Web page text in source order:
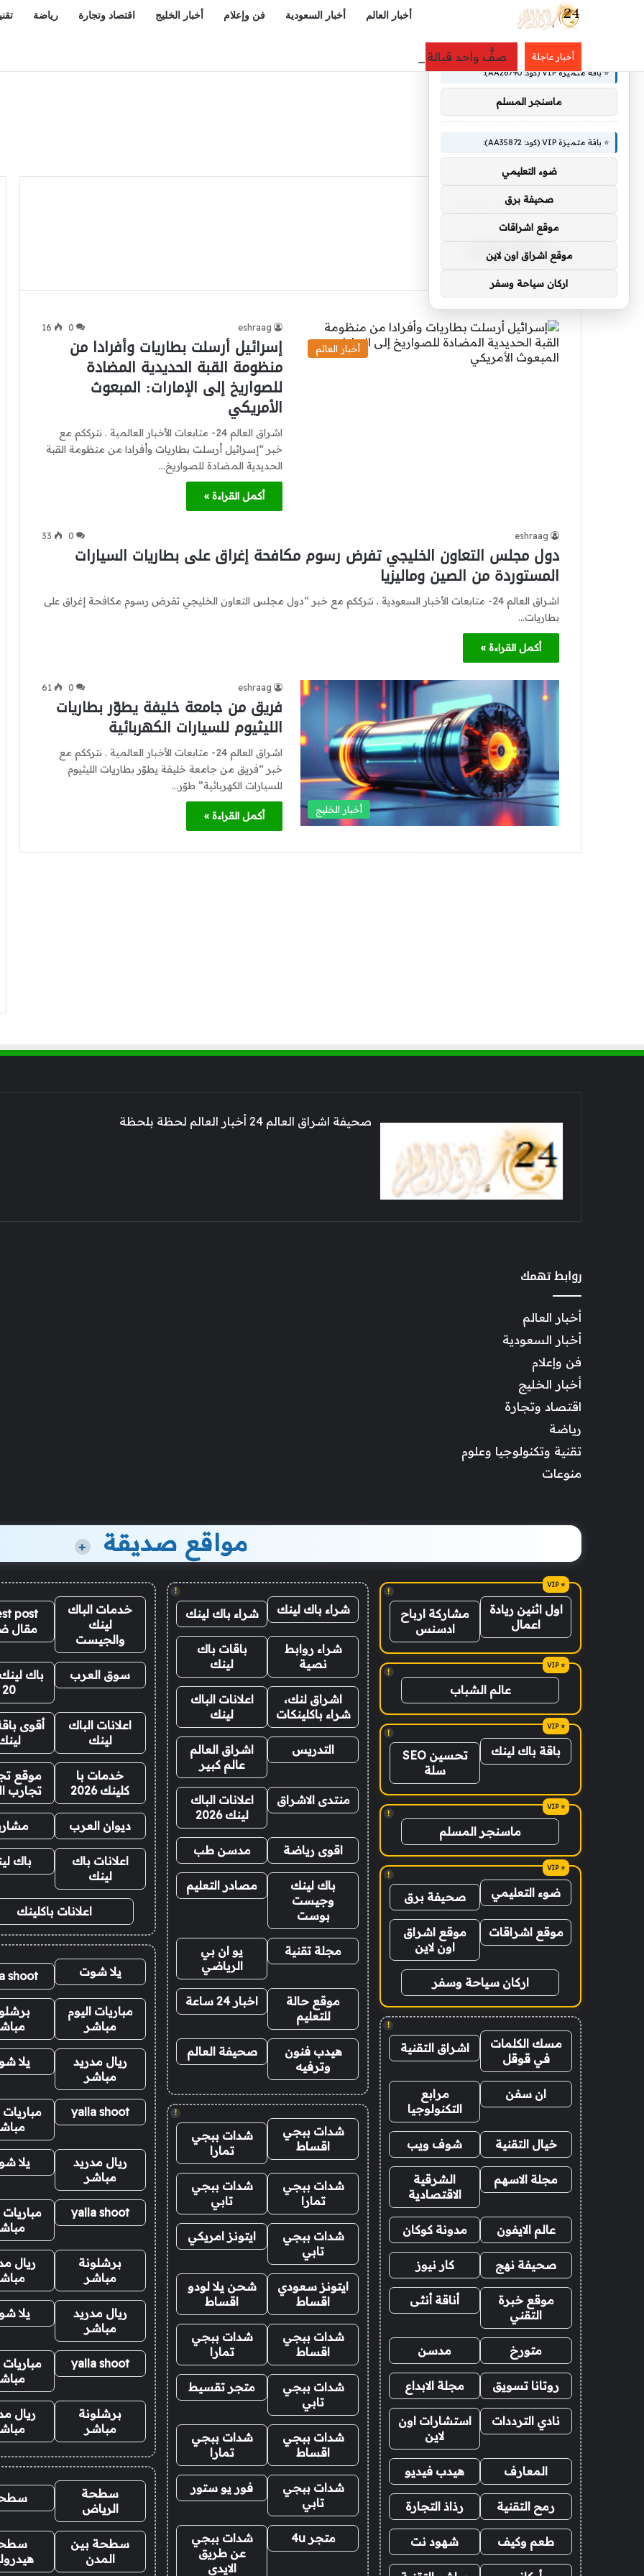
أخبار العالم أخبار السعودية فن وإعلام أخبار الخليج اقتصاد وتجارة رياضة
أخبار عاجلة صفٌّ واحد قبالة الكعبة.. ولي العهد وأردوغان وشريف يؤدون صلاة الجمعة في المسجد الحرام يوم
الرئيسية
بطاريات
أخبار العالم
eshraag
0
16
إسرائيل أرسلت بطاريات وأفرادا من
منظومة القبة الحديدية المضادة
للصواريخ إلى الإمارات: المبعوث
الأمريكي
اشراق العالم 24- متابعات الأخبار العالمية . نترككم مع
خبر “إسرائيل أرسلت بطاريات وأفرادا من منظومة القبة
الحديدية المضادة للصواريخ…
أكمل القراءة »
eshraag
0
33
دول مجلس التعاون الخليجي تفرض رسوم مكافحة إغراق على بطاريات السيارات
المستوردة من الصين وماليزيا
اشراق العالم 24- متابعات الأخبار السعودية . نترككم مع خبر “دول مجلس التعاون الخليجي تفرض رسوم مكافحة إغراق على
بطاريات…
أكمل القراءة »
أخبار الخليج
eshraag
0
61
فريق من جامعة خليفة يطوّر بطاريات
الليثيوم للسيارات الكهربائية
اشراق العالم 24- متابعات الأخبار العالمية . نترككم مع
خبر “فريق من جامعة خليفة يطوّر بطاريات الليثيوم
للسيارات الكهربائية” طوّر…
أكمل القراءة »
صحيفة اشراق العالم 24 أخبار العالم لحظة بلحظة
روابط تهمك
أخبار العالم
أخبار السعودية
فن وإعلام
أخبار الخليج
اقتصاد وتجارة
رياضة
تقنية وتكنولوجيا وعلوم
منوعات
مواقع صديقة +
!
اول اثنين ريادة
اعمال
مشاركة ارباح
ادسنس
!
عالم الشباب
!
باقة باك لينك
تحسين SEO
سلة
!
ماسنجر المسلم
!
ضوء التعليمي صحيفة برق
موقع اشراقات
موقع اشراق
اون لاين
اركان سياحة وسفر
!
مسك الكلمات
في قوقل
اشراق التقنية
ان سفن
مرابع
التكنولوجيا
خيال التقنية شوف ويب
مجلة الاسهم
الشرقية
الاقتصادية
عالم الايفون مدونة كوكان
صحيفة نهج كار نيوز
موقع خبرة
التقني
أناقة أنثى
متورخ مدسن
روتانا تسويق مجلة الابداع
نادي الترددات
استشارات اون
لاين
المعارف هيدب فيديو
رمح التقنية رذاذ التجارة
طعم وكيف شهود نت
!
شراء باك لينك شراء باك لينك
شراء روابط
نصية
باقات باك
لينك
اشراق لنك،
شراء باكلينكات
اعلانات الباك
لينك
التدريس
اشراق العالم
عالم كبير
منتدى الاشراق
اعلانات الباك
لينك 2026
اقوى رياضة مدسن طب
باك لينك
وجيست
بوست
مصادر التعليم
مجلة تقنية
يو ان بي
الرياضي
موقع حالة
للتعليم
اخبار 24 ساعة
هيدب فنون
وترفيه
صحيفة العالم
!
شدات ببجي
اقساط
شدات ببجي
تمارا
شدات ببجي
تمارا
شدات ببجي
تابي
شدات ببجي
تابي
ايتونز امريكي
ايتونز سعودي
اقساط
شحن يلا لودو
اقساط
شدات ببجي
اقساط
شدات ببجي
تمارا
شدات ببجي
تابي
متجر تقسيط
شدات ببجي
اقساط
شدات ببجي
تمارا
شدات ببجي
تابي
فور يو ستور
متجر 4u
شدات ببجي
عن طريق
الايدي
خدمات الباك
لينك
والجيست
post
مقال
سوق العرب
باك
20
اعلانات الباك
لينك
أقوى
خدمات با
كلينك 2026
موقع
تجارب
ديوان العرب
اعلانات باك
لينك
باك
اعلانات باكلينك
يلا شوت shoot
مباريات اليوم
مباشر
ريال مدريد
مباشر
يلا
yalla shoot
مباريات
ريال مدريد
مباشر
يلا
yalla shoot
مباريات
برشلونة
مباشر
ريال
ريال مدريد
مباشر
يلا
yalla shoot
مباريات
برشلونة
مباشر
ريال
سطحة
الرياض
سطحة بين
المدن
⭐ باقة متميزة VIP (كود: AA26790):
ماسنجر المسلم
⭐ باقة متميزة VIP (كود: AA35872):
ضوء التعليمي
صحيفة برق
موقع اشراقات
موقع اشراق اون لاين
اركان سياحة وسفر